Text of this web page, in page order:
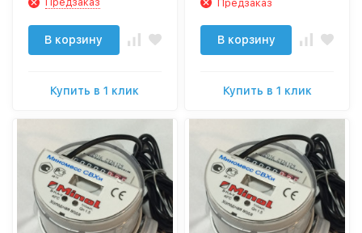
В корзину
Купить в 1 клик
Предзаказ
В корзину
Купить в 1 клик